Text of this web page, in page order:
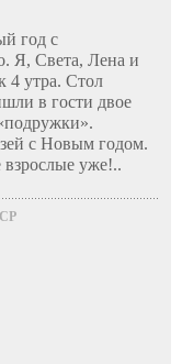
год с
Я, Света, Лена и
4 утра. Стол
в гости двое
с Новым годом.
уже!..